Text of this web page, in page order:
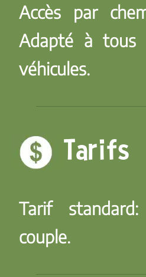
Accès par
Adapté à tous
véhicules.
Tarifs
Tarif standard:
couple.